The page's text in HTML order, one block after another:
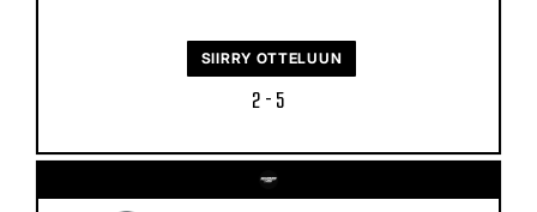
2 - 5
SIIRRY OTTELUUN